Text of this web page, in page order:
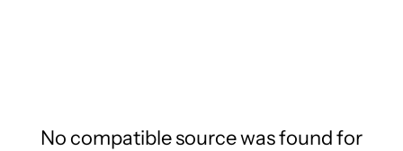
No compatible source was found for